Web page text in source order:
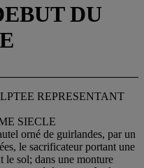
DU
REPRESENTANT
SIECLE
orné de guirlandes, par un
le sacrificateur portant une
le sol; dans une monture